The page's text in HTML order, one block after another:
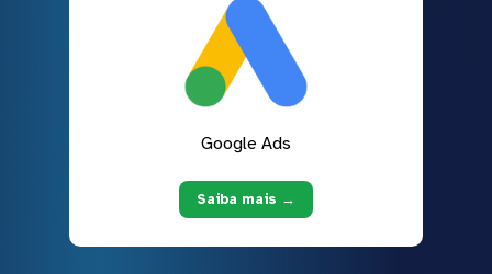
Google Ads
Saiba mais →